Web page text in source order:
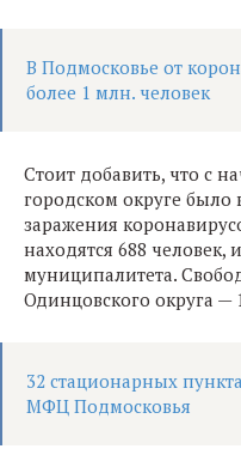
В Подмосковье от
более 1 млн. человек
Стоит добавить, что с
городском округе было
заражения
находятся 688 человек,
муниципалитета.
Одинцовского округа —
32 стационарных
МФЦ Подмосковья